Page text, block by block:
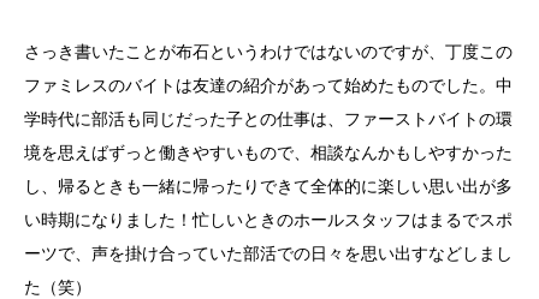
さっき書いたことが布石というわけではないのですが、丁度この
ファミレスのバイトは友達の紹介があって始めたものでした。中
学時代に部活も同じだった子との仕事は、ファーストバイトの環
境を思えばずっと働きやすいもので、相談なんかもしやすかった
し、帰るときも一緒に帰ったりできて全体的に楽しい思い出が多
い時期になりました！忙しいときのホールスタッフはまるでスポ
ーツで、声を掛け合っていた部活での日々を思い出すなどしまし
た（笑）